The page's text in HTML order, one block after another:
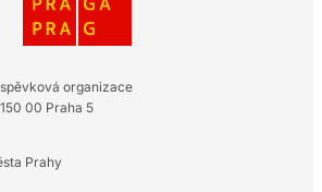
organizace
00 Praha 5
Prahy